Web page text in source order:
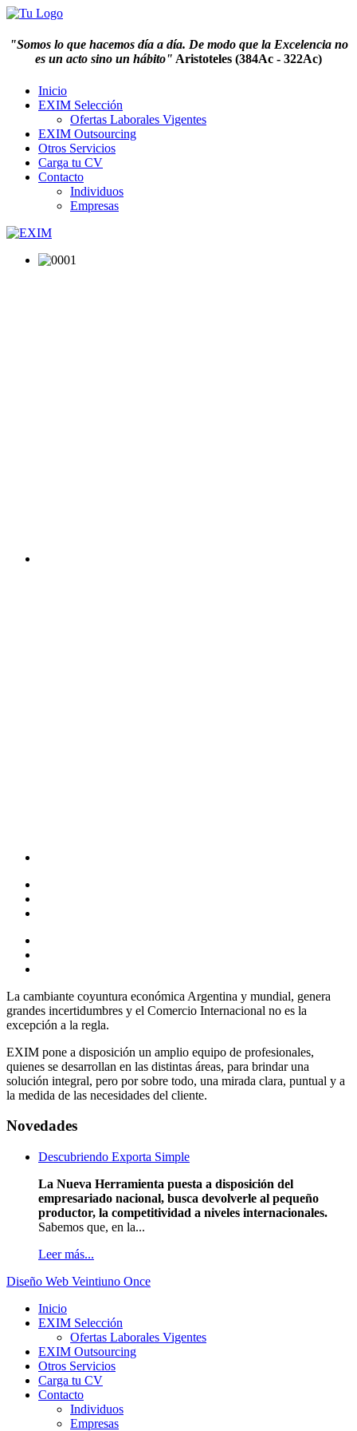
"Somos lo que hacemos día a día. De modo que la Excelencia no
es un acto sino un hábito" Aristoteles (384Ac - 322Ac)
Inicio
EXIM Selección
Ofertas Laborales Vigentes
EXIM Outsourcing
Otros Servicios
Carga tu CV
Contacto
Individuos
Empresas
La cambiante coyuntura económica Argentina y mundial, genera
grandes incertidumbres y el Comercio Internacional no es la
excepción a la regla.
EXIM pone a disposición un amplio equipo de profesionales,
quienes se desarrollan en las distintas áreas, para brindar una
solución integral, pero por sobre todo, una mirada clara, puntual y a
la medida de las necesidades del cliente.
Novedades
Descubriendo Exporta Simple
La Nueva Herramienta puesta a disposición del
empresariado nacional, busca devolverle al pequeño
productor, la competitividad a niveles internacionales.
Sabemos que, en la...
Leer más...
Diseño Web Veintiuno Once
Inicio
EXIM Selección
Ofertas Laborales Vigentes
EXIM Outsourcing
Otros Servicios
Carga tu CV
Contacto
Individuos
Empresas